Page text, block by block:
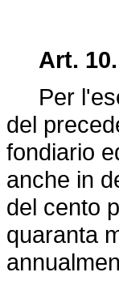
Art. 10.
Per
del
fondiario
anche in
del cento
quaranta